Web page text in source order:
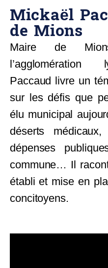
Mickaël
de Mions
Maire de
l’agglomération
Paccaud livre un
sur les défis que
élu municipal
déserts
dépenses
commune… Il
établi et mise en
concitoyens.